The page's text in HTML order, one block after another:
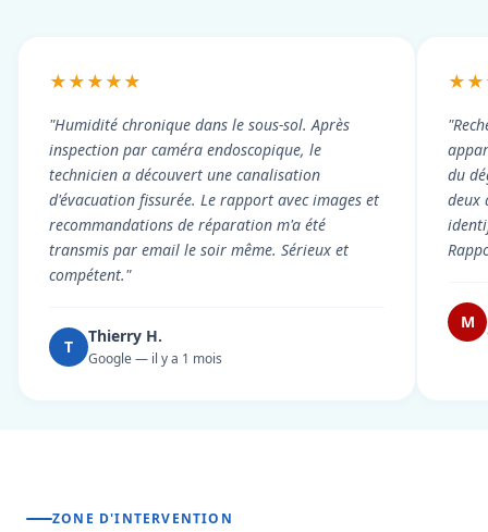
★★★★★
"Humidité chronique dans le sous-sol. Après
inspection par caméra endoscopique, le
technicien a découvert une canalisation
d'évacuation fissurée. Le rapport avec images et
recommandations de réparation m'a été
transmis par email le soir même. Sérieux et
compétent."
T
Thierry H.
Google — il y a 1 mois
du
deux
M
ZONE D'INTERVENTION